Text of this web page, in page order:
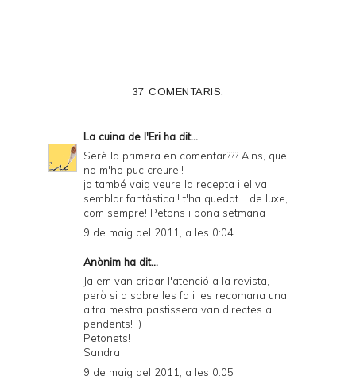
37 COMENTARIS:
La cuina de l'Eri ha dit...
Serè la primera en comentar??? Ains, que
no m'ho puc creure!!
jo també vaig veure la recepta i el va
semblar fantàstica!! t'ha quedat .. de luxe,
com sempre! Petons i bona setmana
9 de maig del 2011, a les 0:04
Anònim ha dit...
Ja em van cridar l'atenció a la revista,
però si a sobre les fa i les recomana una
altra mestra pastissera van directes a
pendents! ;)
Petonets!
Sandra
9 de maig del 2011, a les 0:05